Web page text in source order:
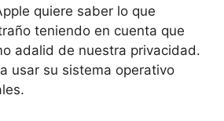
quiere saber lo que
teniendo en cuenta que
adalid de nuestra privacidad.
usar su sistema operativo